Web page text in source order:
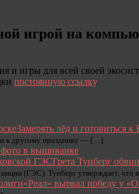
игрой на
и игры для всей своей
постоянную ссылку.
Замерять лёд и готовиться
и к другому празднику — […]
в вышиванке
Грета Тунберг
(ГЭС). Тунберг утверждает,
«Реал» вырвал победу у